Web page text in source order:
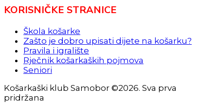
KORISNIČKE STRANICE
Škola košarke
Zašto je dobro upisati dijete na košarku?
Pravila i igralište
Rječnik košarkaških pojmova
Seniori
Košarkaški klub Samobor ©2026. Sva prva
pridržana